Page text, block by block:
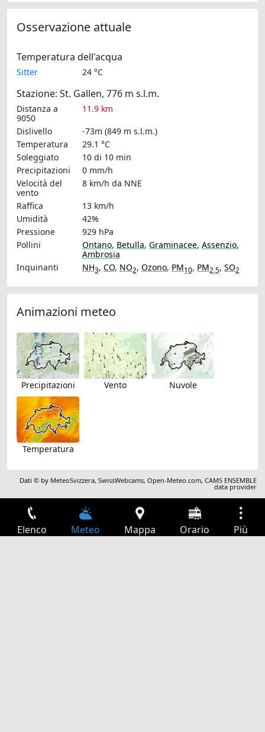
Osservazione attuale
Temperatura dell'acqua
Sitter 24 °C
Stazione: St. Gallen, 776 m s.l.m.
Distanza a
9050
11.9 km
Dislivello
-73m (849 m s.l.m.)
Temperatura
29.1 °C
Soleggiato
10 di 10 min
Precipitazioni
0 mm/h
Velocità del
vento
8 km/h da NNE
Raffica
13 km/h
Umidità
42%
Pressione
929 hPa
Pollini
Ontano, Betulla, Graminacee, Assenzio,
Ambrosia
Inquinanti
NH3, CO, NO2, Ozono, PM10, PM2.5, SO2
Animazioni meteo
Precipitazioni Vento Nuvole
Temperatura
Dati © by MeteoSvizzera,SwissWebcams,Open-Meteo.com,CAMS ENSEMBLE
data provider
Elenco Meteo Mappa Orario Più